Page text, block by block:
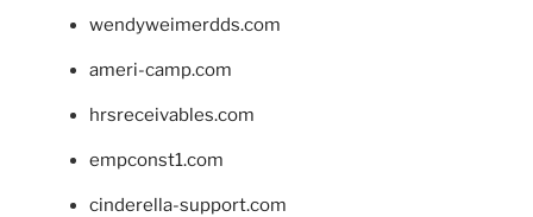
wendyweimerdds.com
ameri-camp.com
hrsreceivables.com
empconst1.com
cinderella-support.com